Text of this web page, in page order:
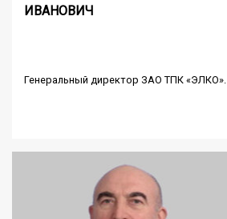
ИВАНОВИЧ
Генеральный директор ЗАО ТПК «ЭЛКО».